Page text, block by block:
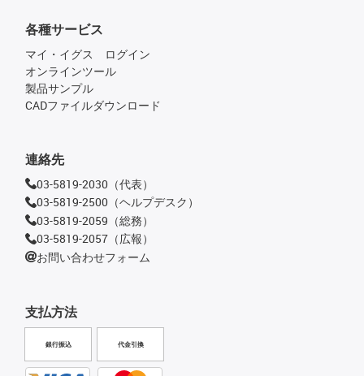
支払方法
銀行振込 代金引換
各種サービス
マイ・イグス ログイン
オンラインツール
製品サンプル
CADファイルダウンロード
連絡先
03-5819-2030（代表）
03-5819-2500（ヘルプデスク）
03-5819-2059（総務）
03-5819-2057（広報）
お問い合わせフォーム